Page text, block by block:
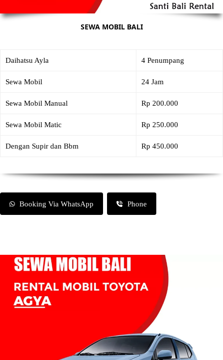
SEWA MOBIL BALI
Daihatsu Ayla 4 Penumpang
Sewa Mobil 24 Jam
Sewa Mobil Manual Rp 200.000
Sewa Mobil Matic Rp 250.000
Dengan Supir dan Bbm Rp 450.000
Booking Via WhatsApp Phone